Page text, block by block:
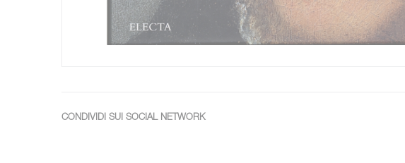
CONDIVIDI SUI SOCIAL NETWORK